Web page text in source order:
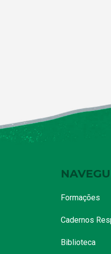
Formações
Cadernos
Biblioteca